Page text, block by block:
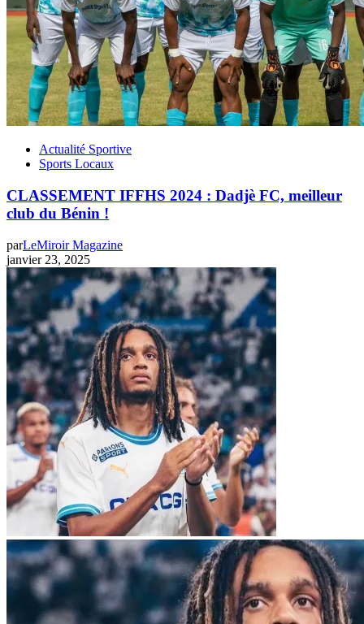
Actualité Sportive
Sports Locaux
CLASSEMENT IFFHS 2024 : Dadjè FC, meilleur
club du Bénin !
parLeMiroir Magazine
janvier 23, 2025